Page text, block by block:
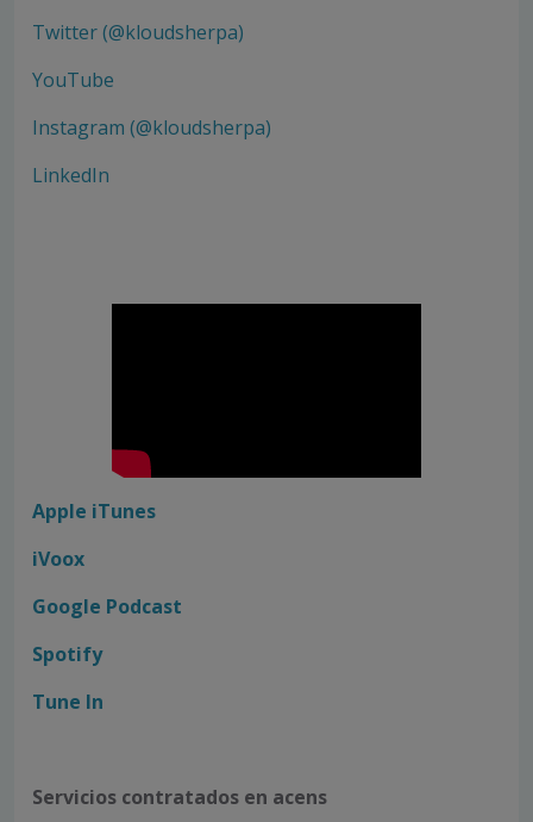
Twitter (@kloudsherpa)
YouTube
Instagram (@kloudsherpa)
LinkedIn
Apple iTunes
iVoox
Google Podcast
Spotify
Tune In
Servicios contratados en acens